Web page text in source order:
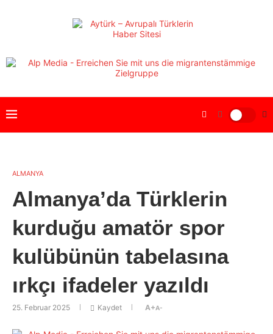
ALMANYA
Almanya’da Türklerin
kurduğu amatör spor
kulübünün tabelasına
ırkçı ifadeler yazıldı
25. Februar 2025 Kaydet A+A-